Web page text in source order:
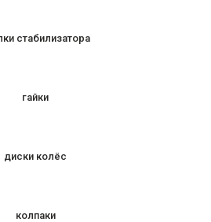
стабилизатора
гайки
диски колёс
колпаки